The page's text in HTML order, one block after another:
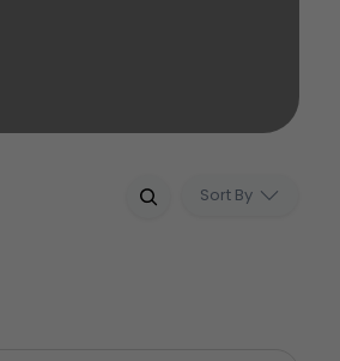
Sort By